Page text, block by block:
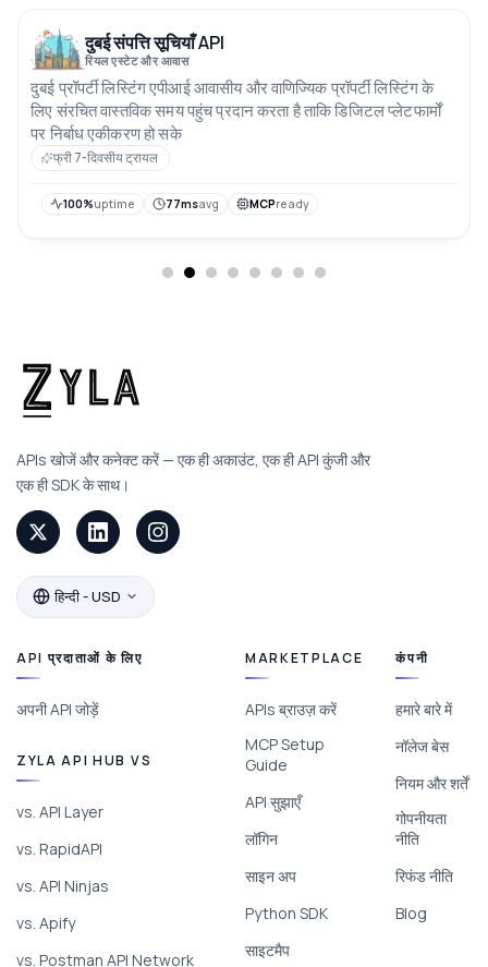
दुबई संपत्ति सूचियाँ API
रियल एस्टेट और आवास
दुबई प्रॉपर्टी लिस्टिंग एपीआई आवासीय और वाणिज्यिक प्रॉपर्टी लिस्टिंग के
लिए संरचित वास्तविक समय पहुंच प्रदान करता है ताकि डिजिटल प्लेटफार्मों
पर निर्बाध एकीकरण हो सके
फ्री 7-दिवसीय ट्रायल
100%uptime 77msavg MCPready
APIs खोजें और कनेक्ट करें — एक ही अकाउंट, एक ही API कुंजी और
एक ही SDK के साथ।
हिन्दी - USD
API प्रदाताओं के लिए
अपनी API जोड़ें
ZYLA API HUB VS
vs. API Layer
vs. RapidAPI
vs. API Ninjas
vs. Apify
vs. Postman API Network
MARKETPLACE
APIs ब्राउज़ करें
MCP Setup
Guide
API सुझाएँ
लॉगिन
साइन अप
Python SDK
साइटमैप
कंपनी
हमारे बारे में
नॉलेज बेस
नियम और शर्तें
गोपनीयता
नीति
रिफंड नीति
Blog